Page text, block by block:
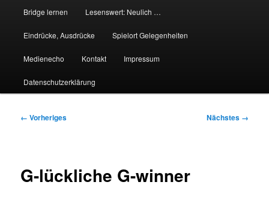
Bridge lernen Lesenswert: Neulich …
Eindrücke, Ausdrücke Spielort Gelegenheiten
Medienecho Kontakt Impressum
Datenschutzerklärung
Bilder-
← Vorheriges Nächstes →
G-lückliche G-winner